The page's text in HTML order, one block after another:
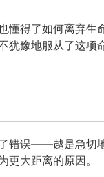
懂得了如何离弃生
豫地服从了这项
错误——越是急切
大距离的原因。